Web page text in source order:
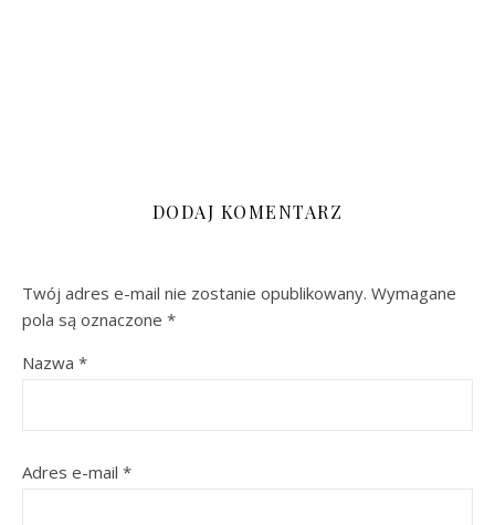
DODAJ KOMENTARZ
Twój adres e-mail nie zostanie opublikowany. Wymagane
pola są oznaczone *
Nazwa *
Adres e-mail *